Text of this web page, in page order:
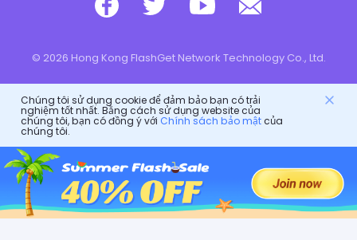
© 2026 Hong Kong FlashGet Network Technology Co., Ltd.
Chúng tôi sử dụng cookie để đảm bảo bạn có trải
nghiệm tốt nhất. Bằng cách sử dụng website của
chúng tôi, bạn có đồng ý với Chính sách bảo mậtcủa
chúng tôi.